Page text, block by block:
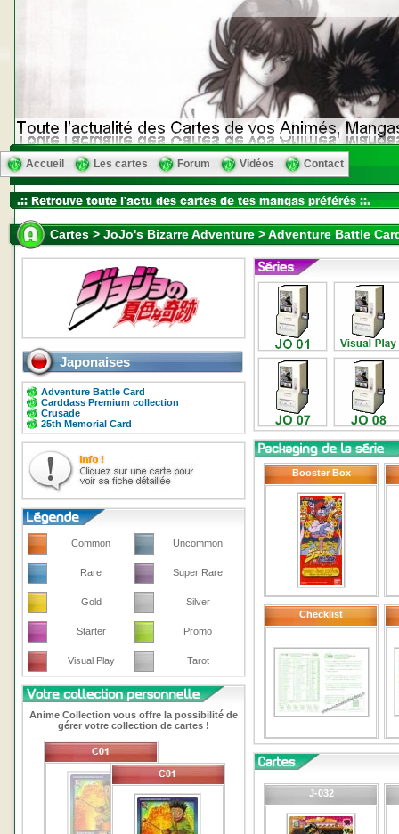
Accueil Les cartes Forum Vidéos Contact
Cartes > JoJo's Bizarre Adventure > Adventure Battle
Japonaises
Adventure Battle Card
Carddass Premium collection
Crusade
25th Memorial Card
Common Uncommon
Rare Super Rare
Gold Silver
Starter Promo
Visual Play Tarot
Anime Collection vous offre la possibilité de
gérer votre collection de cartes !
Booster Box
Checklist
J-032